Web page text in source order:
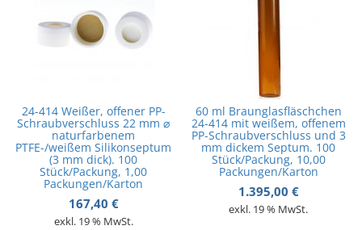
24-414 Weißer, offener PP-
Schraubverschluss 22 mm ⌀
naturfarbenem
PTFE-/weißem Silikonseptum
(3 mm dick). 100
Stück/Packung, 1,00
Packungen/Karton
167,40 €
exkl. 19 % MwSt.
60 ml Braunglasfläschchen
24-414 mit weißem, offenem
PP-Schraubverschluss und 3
mm dickem Septum. 100
Stück/Packung, 10,00
Packungen/Karton
1.395,00 €
exkl. 19 % MwSt.